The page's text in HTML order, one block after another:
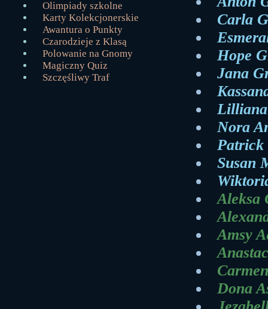
Olimpiady szkolne
Karty Kolekcjonerskie
Awantura o Punkty
Czarodzieje z Klasą
Polowanie na Gnomy
Magiczny Quiz
Szczęśliwy Traf
Carla
Hope
Jana
Lilliana
Nora
Susan
Aleksa
Amsy
Dona